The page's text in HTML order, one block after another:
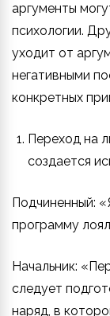
аргументы
психологии.
уходит от
негативными
конкретных
Переход на
создается
Подчиненный:
программу
Начальник:
следует
наряд, в